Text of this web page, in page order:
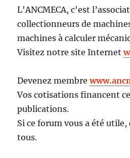
L'ANCMECA, c'est
collectionneurs de
machines à calculer
Visitez notre site Internet
Devenez membre
Vos cotisations financent
publications.
Si ce forum vous a été utile,
tous.